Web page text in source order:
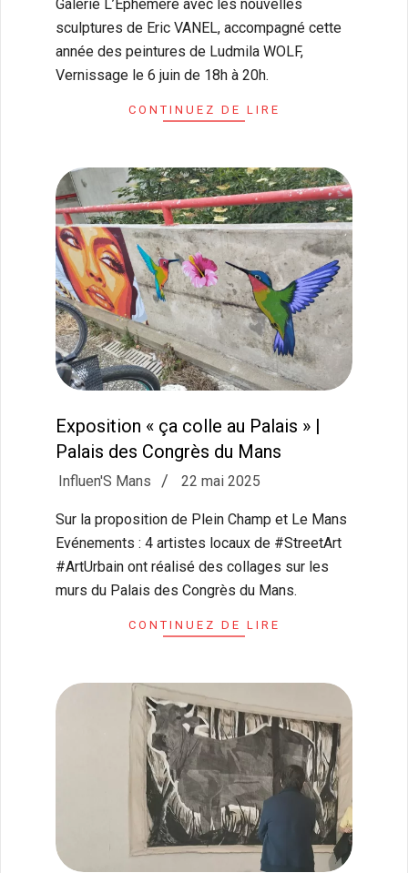
Galerie L’Ephémère avec les nouvelles
sculptures de Eric VANEL, accompagné cette
année des peintures de Ludmila WOLF,
Vernissage le 6 juin de 18h à 20h.
CONTINUEZ DE LIRE
Exposition « ça colle au Palais » |
Palais des Congrès du Mans
2025-
22
Influen'S Mans 22 mai 2025
Sur la proposition de Plein Champ et Le Mans
Evénements : 4 artistes locaux de #StreetArt
#ArtUrbain ont réalisé des collages sur les
murs du Palais des Congrès du Mans.
CONTINUEZ DE LIRE